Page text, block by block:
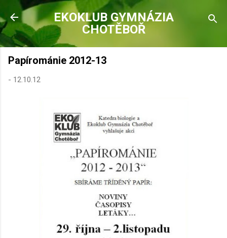
Přeskočit na hlavní obsah
EKOKLUB GYMNÁZIA
CHOTĚBOŘ
Papírománie 2012-13
- 12.10.12